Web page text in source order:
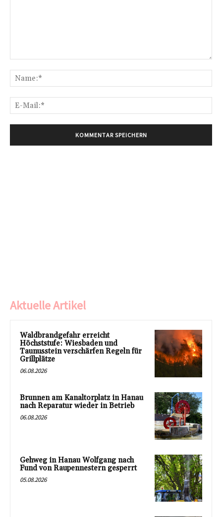
Aktuelle Artikel
Waldbrandgefahr erreicht
Höchststufe: Wiesbaden und
Taunusstein verschärfen Regeln für
Grillplätze
06.08.2026
Brunnen am Kanaltorplatz in Hanau
nach Reparatur wieder in Betrieb
06.08.2026
Gehweg in Hanau Wolfgang nach
Fund von Raupennestern gesperrt
05.08.2026